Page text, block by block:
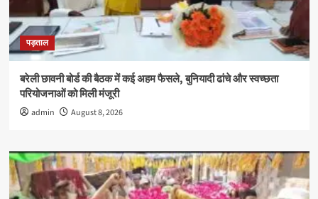
पड़ताल
बरेली छावनी बोर्ड की बैठक में कई अहम फैसले, बुनियादी ढांचे और स्वच्छता
परियोजनाओं को मिली मंजूरी
admin August 8, 2026